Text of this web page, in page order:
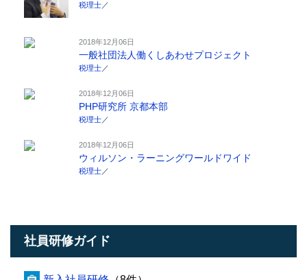
税理士 ／
2018年12月06日
一般社団法人働くしあわせプロジェクト
税理士 ／
2018年12月06日
PHP研究所 京都本部
税理士 ／
2018年12月06日
ウィルソン・ラーニングワールドワイド
税理士 ／
社員研修ガイド